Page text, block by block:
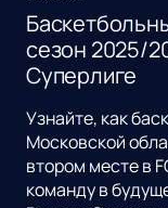
сезон 2025/
Суперлиге
Узнайте, как
Московской
втором месте в
команду в